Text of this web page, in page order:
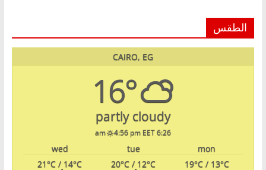
الطقس
CAIRO, EG
16°
partly cloudy
6:26 am
4:56 pm EET
mon
tue
wed
19°C/ 13°C
20°C / 12°C
21°C / 14°C